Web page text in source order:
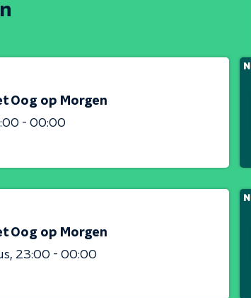
Oog op Morgen
- 00:00
Oog op Morgen
23:00 - 00:00